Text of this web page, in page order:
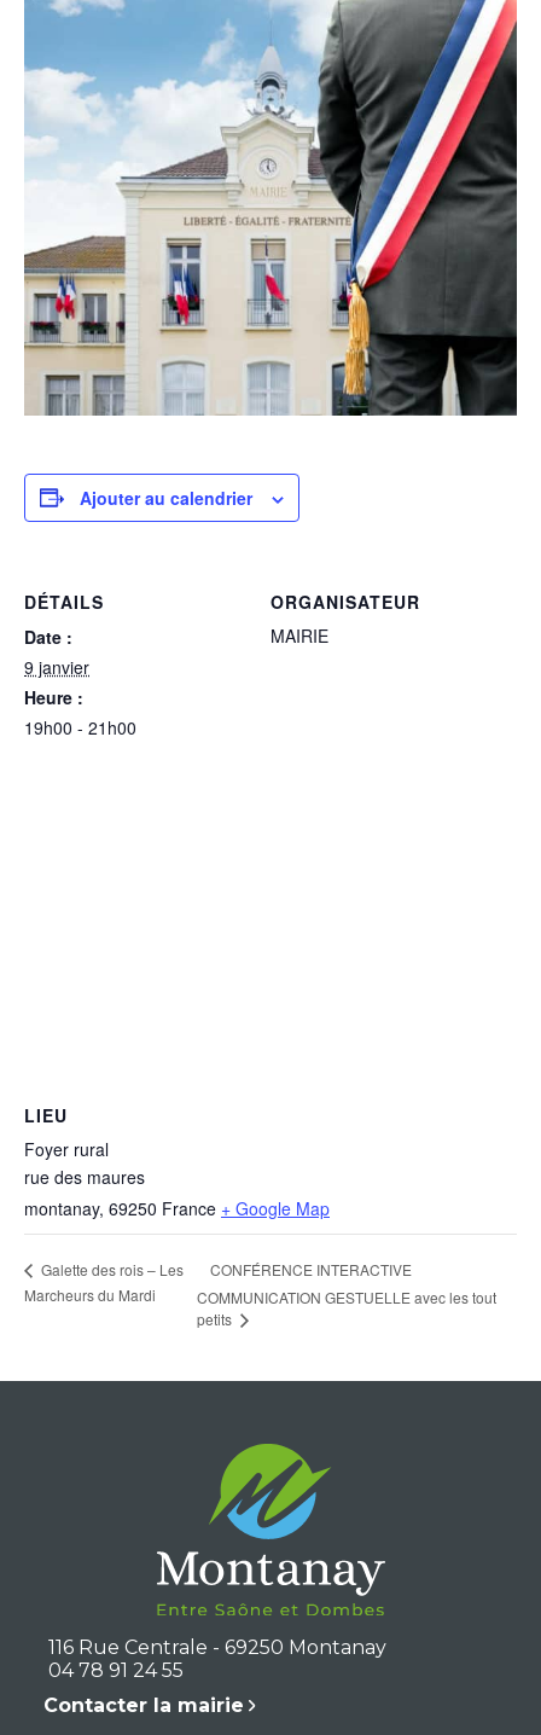
Ajouter au calendrier
DÉTAILS
Date :
9 janvier
Heure :
19h00 - 21h00
ORGANISATEUR
MAIRIE
LIEU
Foyer rural
rue des maures
montanay, 69250 France + Google Map
Galette des rois – Les
Marcheurs du Mardi
CONFÉRENCE INTERACTIVE
COMMUNICATION GESTUELLE avec les tout
petits
116 Rue Centrale - 69250 Montanay
04 78 91 24 55
Contacter la mairie